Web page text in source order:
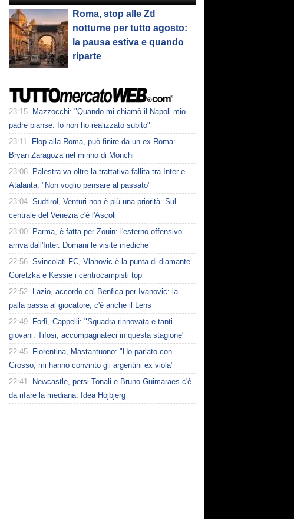
Roma, stop alle Ztl
notturne per tutto agosto:
la pausa estiva e quando
riparte
23:15
Mazzocchi: "Quando mi chiamò il Napoli mio
padre pianse. Io non ho realizzato subito"
23:11
Flop alla Roma, può finire da un ex Roma:
Bryan Zaragoza nel mirino di Monchi
23:08
Palestra va oltre la trattativa fallita tra Inter e
Atalanta: "Non voglio pensare al passato"
23:04 Sudtirol, Venturi non è più una priorità. Sul
centrale del Venezia c'è l'Ascoli
23:00
Parma, è fatta per Zouin: l'esterno offensivo
arriva dall'Inter. Domani le visite mediche
22:56 Svincolati FC, Vlahovic è la punta di diamante.
Goretzka e Kessie i centrocampisti top
22:52
Lazio, accordo col Benfica per Ivanovic: la
palla passa al giocatore, c'è anche il Lens
22:49
Forlì, Cappelli: "Squadra rinnovata e tanti
giovani. Tifosi, accompagnateci in questa stagione"
22:45
Fiorentina, Mastantuono: "Ho parlato con
Grosso, mi hanno convinto gli argentini ex viola"
22:41
Newcastle, persi Tonali e Bruno Guimaraes c'è
da rifare la mediana. Idea Hojbjerg